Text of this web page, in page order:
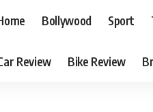
Bollywood Sport
Review Bike Review